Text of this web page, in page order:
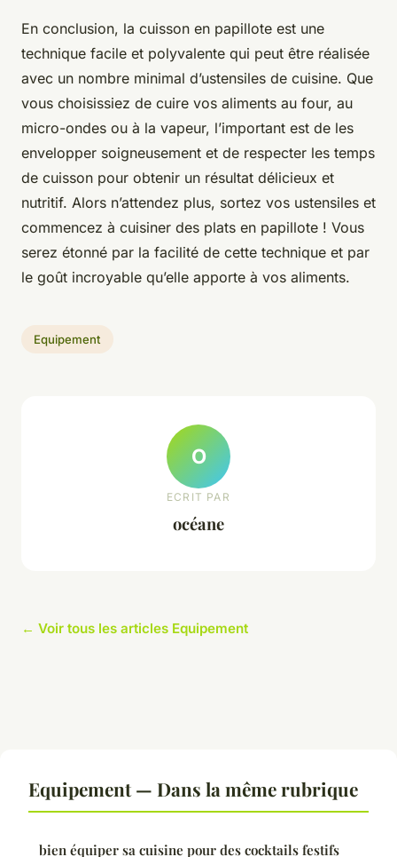
En conclusion, la cuisson en papillote est une
technique facile et polyvalente qui peut être réalisée
avec un nombre minimal d’ustensiles de cuisine. Que
vous choisissiez de cuire vos aliments au four, au
micro-ondes ou à la vapeur, l’important est de les
envelopper soigneusement et de respecter les temps
de cuisson pour obtenir un résultat délicieux et
nutritif. Alors n’attendez plus, sortez vos ustensiles et
commencez à cuisiner des plats en papillote ! Vous
serez étonné par la facilité de cette technique et par
le goût incroyable qu’elle apporte à vos aliments.
Equipement
O
ECRIT PAR
océane
← Voir tous les articles Equipement
Equipement — Dans la même rubrique
bien équiper sa cuisine pour des cocktails festifs